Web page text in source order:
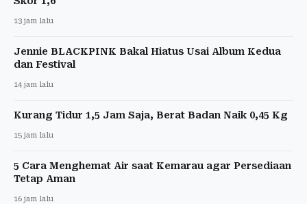
13 jam lalu
Jennie BLACKPINK Bakal Hiatus Usai Album Kedua
dan Festival
14 jam lalu
Kurang Tidur 1,5 Jam Saja, Berat Badan Naik 0,45 Kg
15 jam lalu
5 Cara Menghemat Air saat Kemarau agar Persediaan
Tetap Aman
16 jam lalu